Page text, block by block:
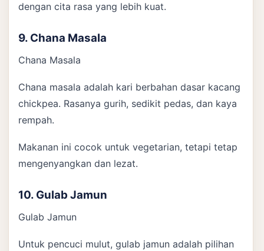
dengan cita rasa yang lebih kuat.
9. Chana Masala
Chana Masala
Chana masala adalah kari berbahan dasar kacang
chickpea. Rasanya gurih, sedikit pedas, dan kaya
rempah.
Makanan ini cocok untuk vegetarian, tetapi tetap
mengenyangkan dan lezat.
10. Gulab Jamun
Gulab Jamun
Untuk pencuci mulut, gulab jamun adalah pilihan